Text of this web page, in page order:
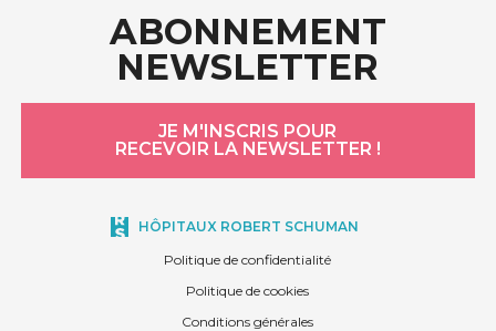
ABONNEMENT
NEWSLETTER
JE M'INSCRIS POUR
RECEVOIR LA NEWSLETTER !
HÔPITAUX ROBERT SCHUMAN
Politique de confidentialité
Politique de cookies
Conditions générales